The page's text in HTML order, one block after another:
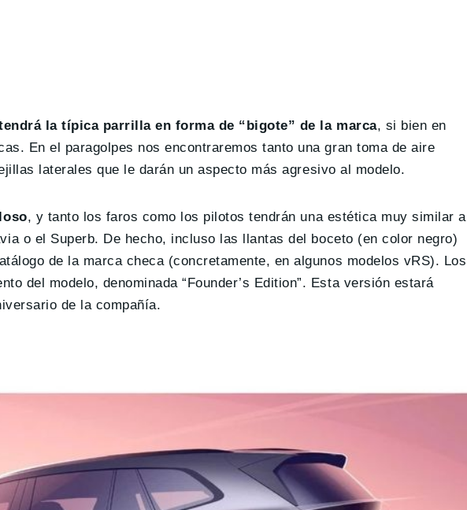
la típica parrilla en forma de “bigote” de la marca, si bien en
En el paragolpes nos encontraremos tanto una gran toma de aire
laterales que le darán un aspecto más agresivo al modelo.
, y tanto los faros como los pilotos tendrán una estética muy similar a
o el Superb. De hecho, incluso las llantas del boceto (en color negro)
de la marca checa (concretamente, en algunos modelos vRS). Los
del modelo, denominada “Founder’s Edition”. Esta versión estará
de la compañía.